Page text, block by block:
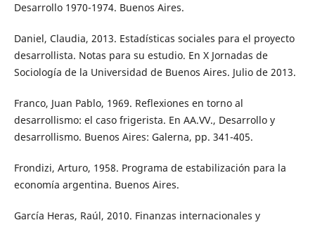
Desarrollo 1970-1974. Buenos Aires.
Daniel, Claudia, 2013. Estadísticas sociales para el proyecto
desarrollista. Notas para su estudio. En X Jornadas de
Sociología de la Universidad de Buenos Aires. Julio de 2013.
Franco, Juan Pablo, 1969. Reflexiones en torno al
desarrollismo: el caso frigerista. En AA.VV., Desarrollo y
desarrollismo. Buenos Aires: Galerna, pp. 341-405.
Frondizi, Arturo, 1958. Programa de estabilización para la
economía argentina. Buenos Aires.
García Heras, Raúl, 2010. Finanzas internacionales y